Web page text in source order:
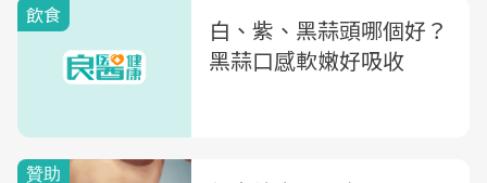
飲食
白、紫、黑蒜頭哪個好？
黑蒜口感軟嫩好吸收